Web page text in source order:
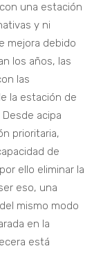
una estación
y ni
mejora debido
los años, las
las
la estación de
acipa
prioritaria,
de
ello eliminar la
eso, una
mismo modo
en la
está